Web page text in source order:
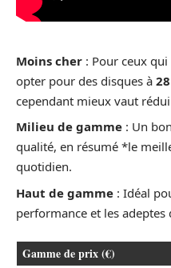
Moins cher : Pour ceux
opter pour des disques à
cependant mieux vaut
Milieu de gamme : Un
qualité, en résumé *le
quotidien.
Haut de gamme : Idéal
performance et les adeptes
Gamme de prix (€)